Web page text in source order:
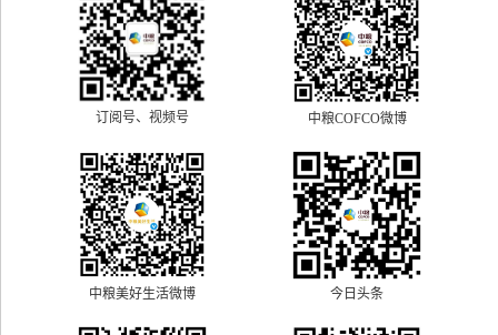
订阅号、视频号 中粮COFCO微博
中粮美好生活微博 今日头条